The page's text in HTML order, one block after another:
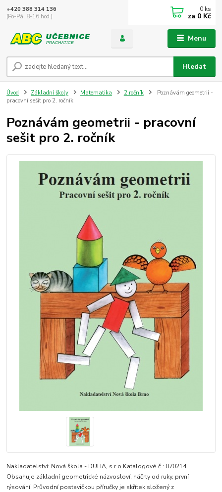
Menu
Hledat
+420 388 314 136
(Po-Pá, 8-16 hod.)
0 ks
za 0 Kč
Úvod Základní školy Matematika 2.ročník
Poznávám geometrii -
pracovní sešit pro 2. ročník
Poznávám geometrii - pracovní
sešit pro 2. ročník
Nakladatelství: Nová škola - DUHA, s.r.o.Katalogové č.: 070214
Obsahuje základní geometrické názvosloví, náčrty od ruky, první
rýsování. Průvodní postavičkou příručky je skřítek složený z